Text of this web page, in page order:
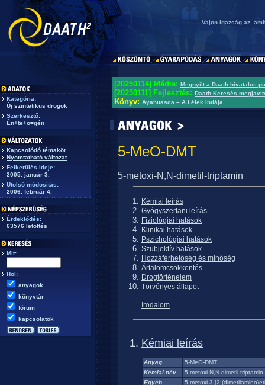
Vajon igazság az,
Kategória:
Új szintetikus drogok
Szerkesztő:
Én+te+ö=gén
Kapcsolódó témakör
Nyomtatható változat
Felkerülés ideje:
2005. január 3.
Utolsó módosítás:
2006. február 4.
Érdeklődés:
63576 letöltés
Mit:
Hol:
anyagok
könyvtár
fórum
kapcsolatok
[20250114] Média: Megnyílt a Daath hivatalos
[20250111] Fejlesztés: Daath Keresés
Könyv: Ayahuasca – A Lélek Indája
5-MeO-DMT
5-metoxi-N,N-dimetil-triptamin
Kémiai leírás
Gyógyszertani leírás
Fiziológiai hatások
Klinikai hatások
Pszichológiai hatások
Szubjektív hatások
Hozzáférhetőség és minőség
Ártalomcsökkentés
Drogtörténelem
Törvényes állapot
Irodalom
Kémiai leírás
Anyag
5-MeO-DMT
Kémiai név
5-metoxi-N,N-dimetil-triptamin
Egyéb
5-metoxi-3-[2-